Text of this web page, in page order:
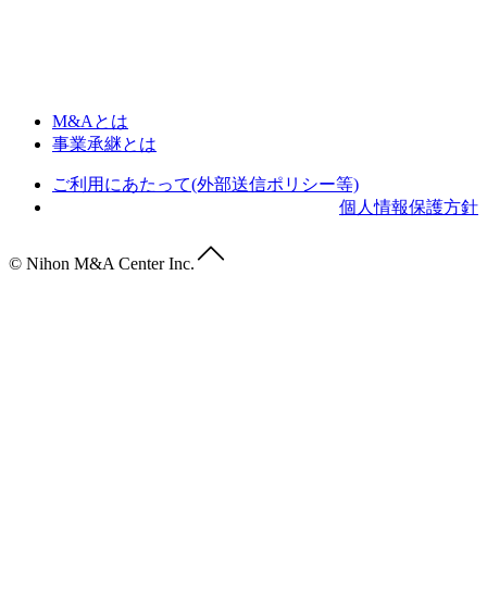
M&Aとは
事業承継とは
ご利用にあたって(外部送信ポリシー等)
個人情報保護方針
© Nihon M&A Center Inc.